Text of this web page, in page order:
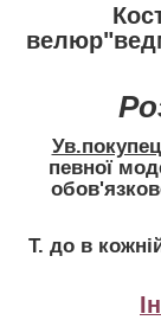
певної
Т. до в